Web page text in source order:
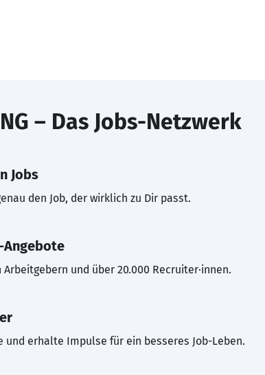
– Das Jobs-Netzwerk
Jobs
den Job, der wirklich zu Dir passt.
Angebote
Arbeitgebern und über 20.000 Recruiter·innen.
und erhalte Impulse für ein besseres Job-Leben.